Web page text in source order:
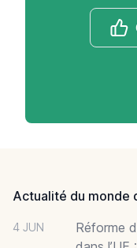
Actualité du monde
4 JUN
Réforme